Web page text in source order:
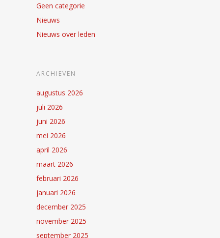
Geen categorie
Nieuws
Nieuws over leden
ARCHIEVEN
augustus 2026
juli 2026
juni 2026
mei 2026
april 2026
maart 2026
februari 2026
januari 2026
december 2025
november 2025
september 2025